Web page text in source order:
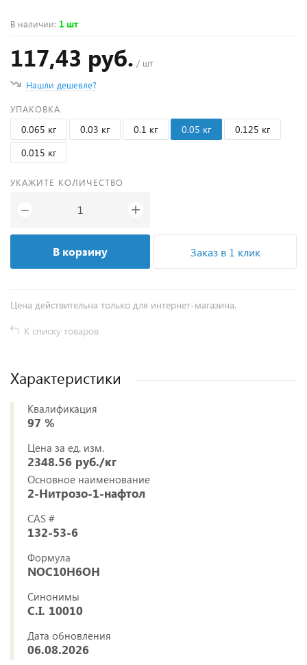
В наличии: 1 шт
117,43 руб. / шт
Нашли дешевле?
УПАКОВКА
0.065 кг 0.03 кг 0.1 кг 0.05 кг
0.125 кг
0.015 кг
УКАЖИТЕ КОЛИЧЕСТВО
− +
В корзину Заказ в 1 клик
Цена действительна только для интернет-магазина.
К списку товаров
Характеристики
Квалификация
97 %
Цена за ед. изм.
2348.56 руб./кг
Основное наименование
2-Нитрозо-1-нафтол
CAS #
132-53-6
Формула
NOC10H6OH
Синонимы
C.I. 10010
Дата обновления
06.08.2026